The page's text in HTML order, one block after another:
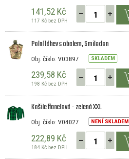
141,52 Kč
117 Kč bez DPH
Polní láhev s obalem, Smilodon
Obj. číslo: V03897 SKLADEM
239,58 Kč
198 Kč bez DPH
Košile flanelová - zelená XXL
Obj. číslo: V04027 NENÍ SKLADEM
222,89 Kč
184 Kč bez DPH